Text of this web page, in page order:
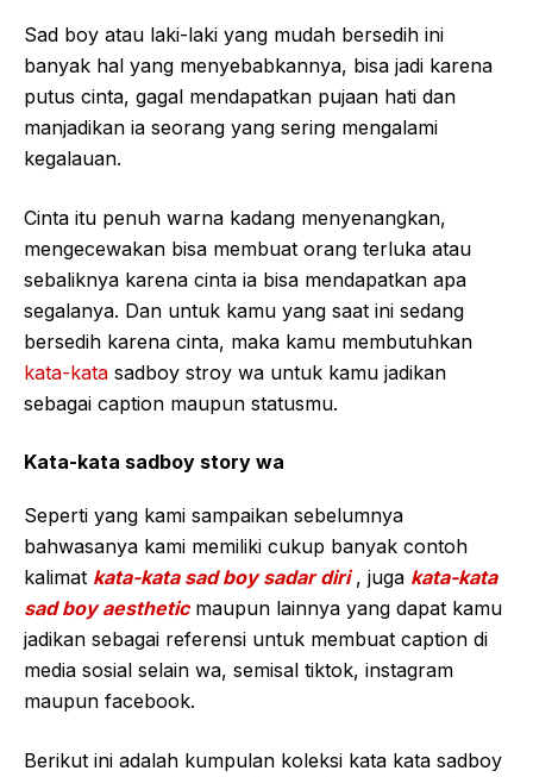
Sad boy atau laki-laki yang mudah bersedih ini
banyak hal yang menyebabkannya, bisa jadi karena
putus cinta, gagal mendapatkan pujaan hati dan
manjadikan ia seorang yang sering mengalami
kegalauan.
Cinta itu penuh warna kadang menyenangkan,
mengecewakan bisa membuat orang terluka atau
sebaliknya karena cinta ia bisa mendapatkan apa
segalanya. Dan untuk kamu yang saat ini sedang
bersedih karena cinta, maka kamu membutuhkan
kata-kata sadboy stroy wa untuk kamu jadikan
sebagai caption maupun statusmu.
Kata-kata sadboy story wa
Seperti yang kami sampaikan sebelumnya
bahwasanya kami memiliki cukup banyak contoh
kalimat kata-kata sad boy sadar diri, juga kata-kata
sad boy aestheticmaupun lainnya yang dapat kamu
jadikan sebagai referensi untuk membuat caption di
media sosial selain wa, semisal tiktok, instagram
maupun facebook.
Berikut ini adalah kumpulan koleksi kata kata sadboy